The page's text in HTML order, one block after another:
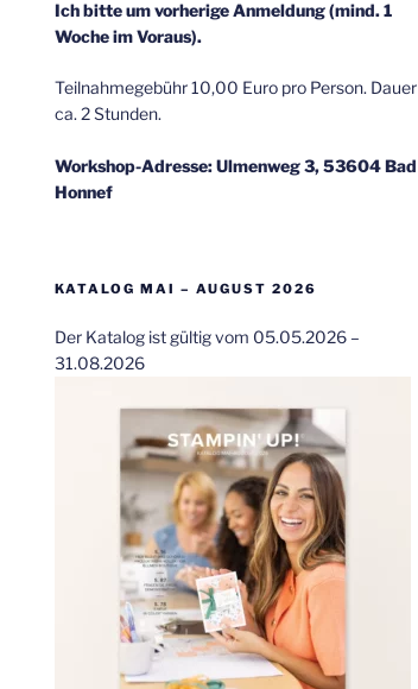
Ich bitte um vorherige Anmeldung (mind. 1
Woche im Voraus).
Teilnahmegebühr 10,00 Euro pro Person. Dauer
ca. 2 Stunden.
Workshop-Adresse: Ulmenweg 3, 53604 Bad
Honnef
KATALOG MAI – AUGUST 2026
Der Katalog ist gültig vom 05.05.2026 –
31.08.2026